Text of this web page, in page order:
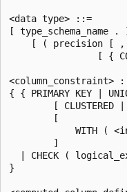
<data type> ::=
[ type_schema_name .
[ ( precision [
[ {
<column_constraint>
{ { PRIMARY KEY |
[ CLUSTERED
        [
WITH (
        ]
| CHECK (
}